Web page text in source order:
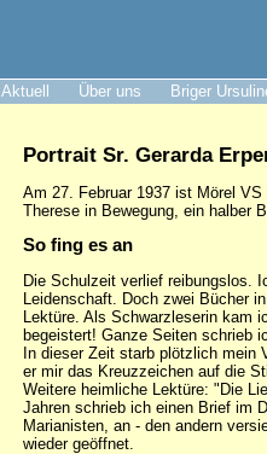
Aktuell Über uns Briger
Portrait Sr. Gerarda
Am 27. Februar 1937 ist Mörel
Therese in Bewegung, ein halber
So fing es an
Die Schulzeit verlief reibungslos.
Leidenschaft. Doch zwei Bücher
Lektüre. Als Schwarzleserin kam
begeistert! Ganze Seiten schrieb
In dieser Zeit starb plötzlich mein
er mir das Kreuzzeichen auf die
Weitere heimliche Lektüre: "Die
Jahren schrieb ich einen Brief im
Marianisten, an - den andern
wieder geöffnet.